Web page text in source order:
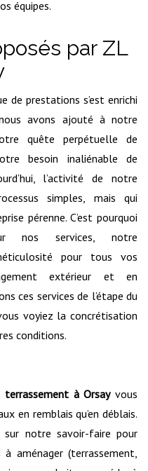
équipes.
par ZL
de prestations s’est enrichi
avons ajouté à notre
quête perpétuelle de
besoin inaliénable de
l’activité de notre
simples, mais qui
pérenne. C’est pourquoi
nos services, notre
pour tous vos
extérieur et en
ces services de l’étape du
voyiez la concrétisation
conditions.
terrassement à Orsayvous
en remblais qu’en déblais.
notre savoir-faire pour
aménager (terrassement,